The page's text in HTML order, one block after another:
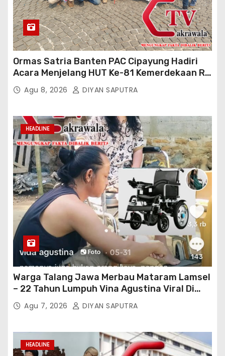
Ormas Satria Banten PAC Cipayung Hadiri
Acara Menjelang HUT Ke-81 Kemerdekaan RI
Di Silang Monas
Agu 8, 2026 DIYAN SAPUTRA
HEADLINE
Warga Talang Jawa Merbau Mataram Lamsel
– 22 Tahun Lumpuh Vina Agustina Viral Di
Tiktok Inginkan Kursi Roda Listrik, Kepala
Perwakilan Provinsi Lampung Media
Bertindak
Agu 7, 2026 DIYAN SAPUTRA
HEADLINE